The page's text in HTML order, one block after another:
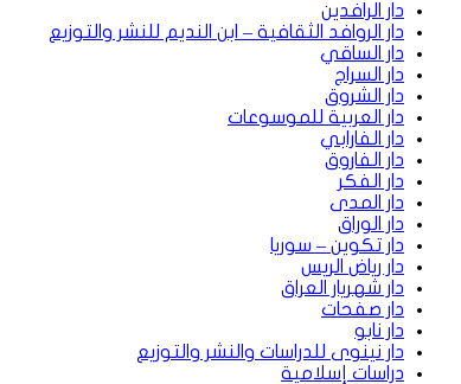
دار الرافدين
دار الروافد الثقافية – ابن النديم للنشر والتوزيع
دار الساقي
دار السراج
دار الشروق
دار العربية للموسوعات
دار الفارابي
دار الفاروق
دار الفكر
دار المدى
دار الوراق
دار تكوين – سوريا
دار رياض الريس
دار شهريار العراق
دار صفحات
دار نابو
دار نينوى للدراسات والنشر والتوزيع
دراسات إسلامية